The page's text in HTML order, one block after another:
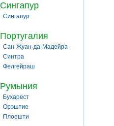
Сингапур
Сингапур
Португалия
Сан-Жуан-да-Мадейра
Синтра
Фелгейраш
Румыния
Бухарест
Орэштие
Плоешти